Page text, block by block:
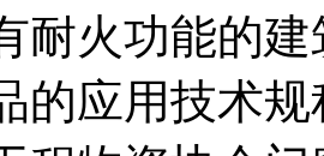
耐火功能的
的应用技术